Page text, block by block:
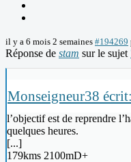
il y a 6 mois 2 semaines #194269
Réponse de stam sur le sujet
Monseigneur38 écrit:
l’objectif est de reprendre
quelques heures.
[...]
179kms 2100mD+